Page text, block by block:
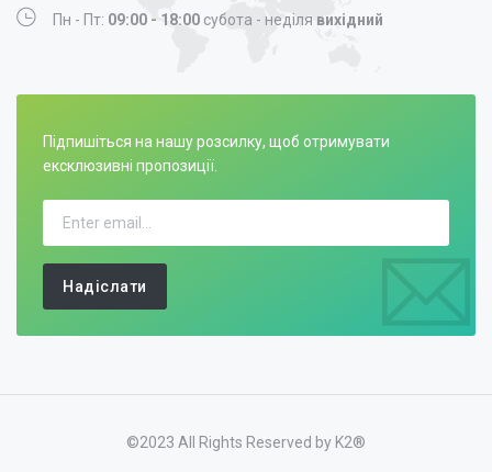
Пн - Пт: 09:00 - 18:00 субота - неділя вихідний
Підпишіться на нашу розсилку, щоб отримувати
ексклюзивні пропозиції.
Надіслати
©2023 All Rights Reserved by K2®